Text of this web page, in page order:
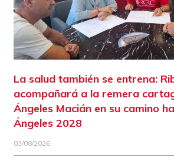
La salud también se entrena:
acompañará a la remera
Ángeles Macián en su camino
Ángeles 2028
03/08/2026